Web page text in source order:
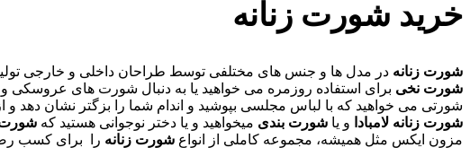
خرید شورت زنانه
شورت زنانه در مدل ها و جنس های مختلفی توسط طراحان داخلی و خارجی تولید
شورت نخی برای استفاده روزمره می خواهید یا به دنبال شورت های عروسکی
شورتی می خواهید که با لباس مجلسی بپوشید و اندام شما را بزگتر نشان دهد
شورت زنانه لامبادا و یا شورت بندی میخواهید و یا دختر نوجوانی هستید که شورت
مزون ایکس مثل همیشه، مجموعه کاملی از انواع شورت زنانه را برای کسب